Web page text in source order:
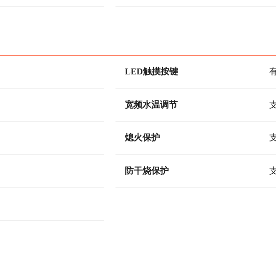
LED触摸按键
宽频水温调节
熄火保护
防干烧保护